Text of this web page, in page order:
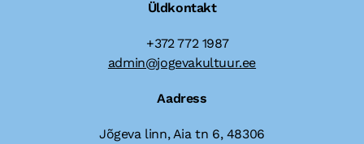
Üldkontakt
+372 772 1987
admin@jogevakultuur.ee
Aadress
Jõgeva linn, Aia tn 6, 48306